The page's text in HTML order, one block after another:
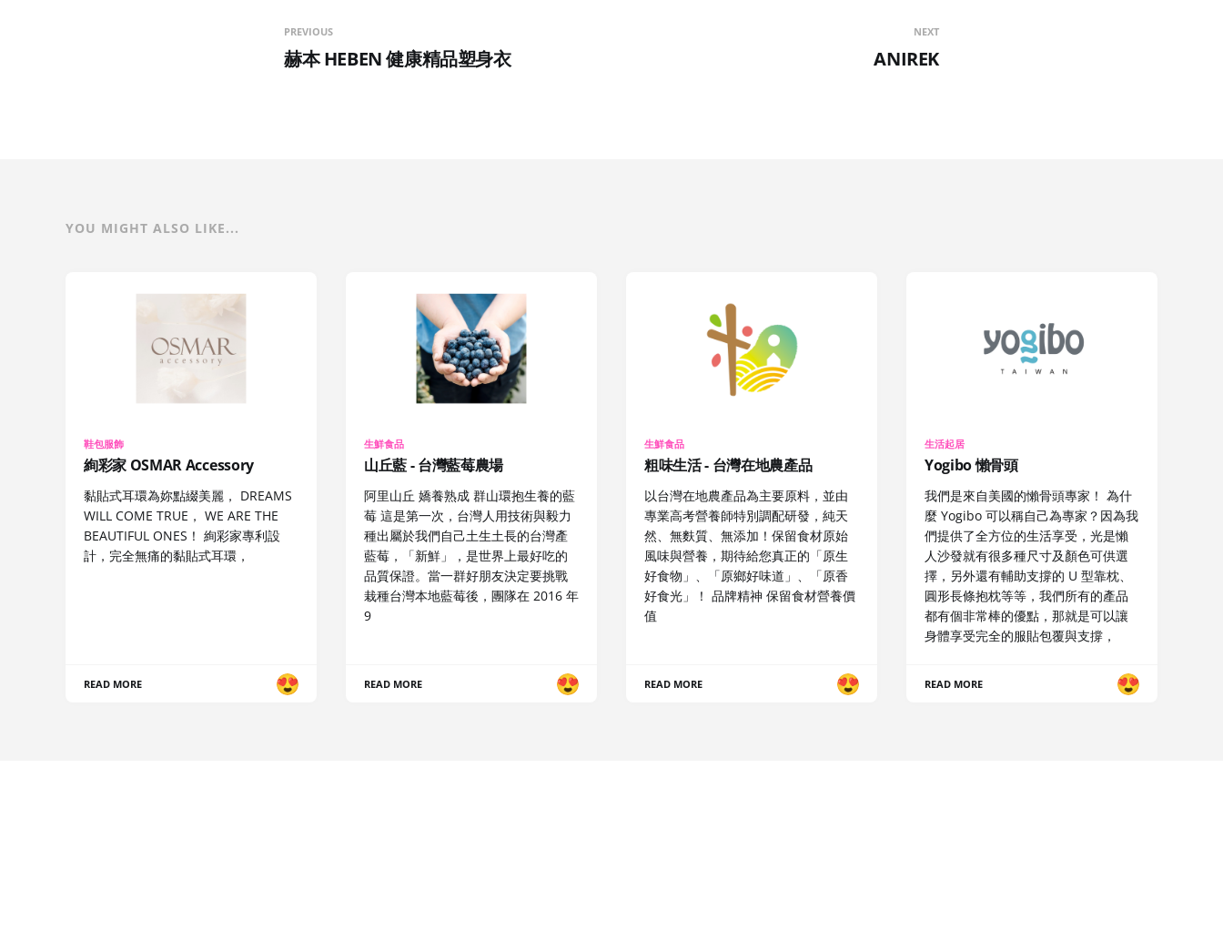
PREVIOUS
赫本 HEBEN 健康精品塑身衣
NEXT
ANIREK
YOU MIGHT ALSO LIKE...
鞋包服飾
絢彩家 OSMAR Accessory
黏貼式耳環為妳點綴美麗， DREAMS
WILL COME TRUE， WE ARE THE
BEAUTIFUL ONES！ 絢彩家專利設
計，完全無痛的黏貼式耳環，
READ MORE
生鮮食品
山丘藍 - 台灣藍莓農場
阿里山丘 嬌養熟成 群山環抱生養的藍
莓 這是第一次，台灣人用技術與毅力
種出屬於我們自己土生土長的台灣產
藍莓，「新鮮」，是世界上最好吃的
品質保證。當一群好朋友決定要挑戰
栽種台灣本地藍莓後，團隊在 2016 年
9
READ MORE
生鮮食品
粗味生活 - 台灣在地農產品
以台灣在地農產品為主要原料，並由
專業高考營養師特別調配研發，純天
然、無麩質、無添加！保留食材原始
風味與營養，期待給您真正的「原生
好食物」、「原鄉好味道」、「原香
好食光」！ 品牌精神 保留食材營養價
值
READ MORE
生活起居
Yogibo 懶骨頭
我們是來自美國的懶骨頭專家！ 為什
麼 Yogibo 可以稱自己為專家？因為我
們提供了全方位的生活享受，光是懶
人沙發就有很多種尺寸及顏色可供選
擇，另外還有輔助支撐的 U 型靠枕、
圓形長條抱枕等等，我們所有的產品
都有個非常棒的優點，那就是可以讓
身體享受完全的服貼包覆與支撐，
READ MORE